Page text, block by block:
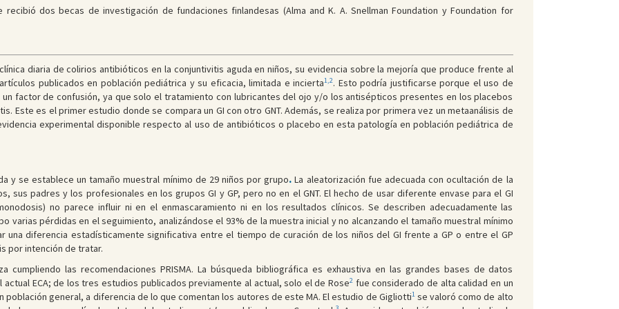
recibió dos becas de investigación de fundaciones finlandesas (Alma and K. A. Snellman Foundation y Foundation for
diaria de colirios antibióticos en la conjuntivitis aguda en niños, su evidencia sobre la mejoría que produce frente al
publicados en población pediátrica y su eficacia, limitada e incierta1,2. Esto podría justificarse porque el uso de
factor de confusión, ya que solo el tratamiento con lubricantes del ojo y/o los antisépticos presentes en los placebos
Este es el primer estudio donde se compara un GI con otro GNT. Además, se realiza por primera vez un metaanálisis de
experimental disponible respecto al uso de antibióticos o placebo en esta patología en población pediátrica de
y se establece un tamaño muestral mínimo de 29 niños por grupo. La aleatorización fue adecuada con ocultación de la
sus padres y los profesionales en los grupos GI y GP, pero no en el GNT. El hecho de usar diferente envase para el GI
no parece influir ni en el enmascaramiento ni en los resultados clínicos. Se describen adecuadamente las
varias pérdidas en el seguimiento, analizándose el 93% de la muestra inicial y no alcanzando el tamaño muestral mínimo
una diferencia estadísticamente significativa entre el tiempo de curación de los niños del GI frente a GP o entre el GP
por intención de tratar.
cumpliendo las recomendaciones PRISMA. La búsqueda bibliográfica es exhaustiva en las grandes bases de datos
actual ECA; de los tres estudios publicados previamente al actual, solo el de Rose2 fue considerado de alta calidad en un
población general, a diferencia de lo que comentan los autores de este MA. El estudio de Gigliotti1se valoró como de alto